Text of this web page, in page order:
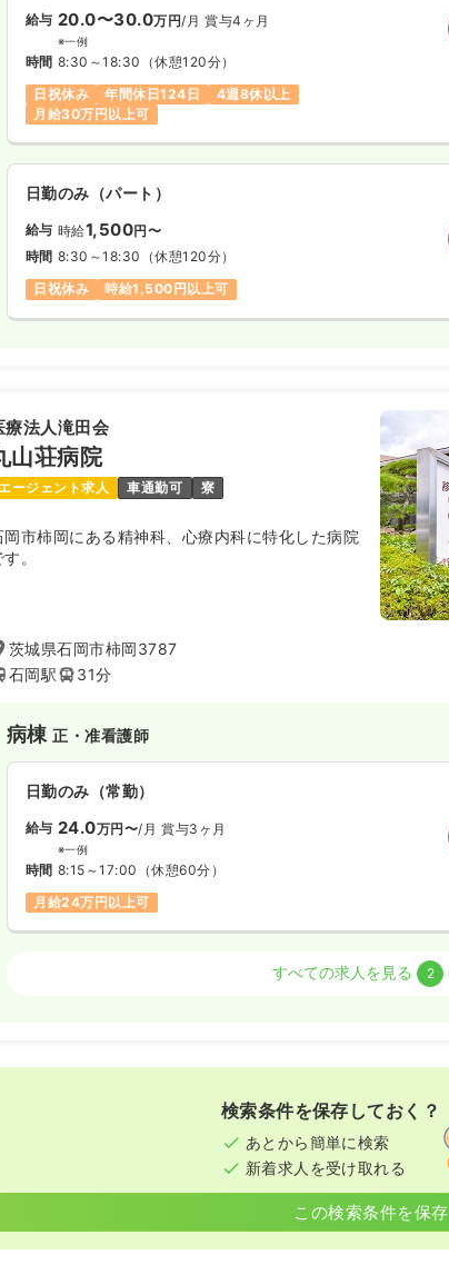
給与 20.0〜30.0万円/月 賞与4ヶ月
※一例
時間 8:30～18:30 （休憩120分）
日祝休み
年間休日124日
4週8休以上
月給30万円以上可
日勤のみ（パート）
給与 時給1,500円〜
時間 8:30～18:30 （休憩120分）
日祝休み
時給1,500円以上可
療法人滝田会
山荘病院
エージェント求人 車通勤可 寮
岡市柿岡にある精神科、心療内科に特化した病院
。
茨城県石岡市柿岡3787
石岡駅
31分
病棟正・准看護師
日勤のみ（常勤）
給与 24.0万円〜/月 賞与3ヶ月
※一例
時間 8:15～17:00 （休憩60分）
月給24万円以上可
月給30万円以上可
訪問看護正・准看護師
日勤のみ（常勤）
すべての求人を見る 2
検索条件を保存しておく？
あとから簡単に検索
新着求人を受け取れる
この検索条件を保存